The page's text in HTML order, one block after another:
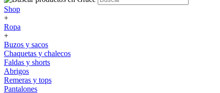
Shop
+
Ropa
+
Buzos y sacos
Chaquetas y chalecos
Faldas y shorts
Abrigos
Remeras y tops
Pantalones